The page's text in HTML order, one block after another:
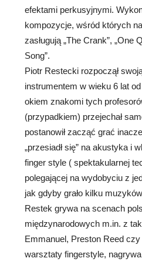
efektami perkusyjnymi.
kompozycje, wśród których
zasługują „The Crank”, „One
Song”.
Piotr Restecki rozpoczął
instrumentem w wieku 6 lat
okiem znakomi tych
(przypadkiem) przejechał
postanowił zacząć grać
„przesiadł się” na akustyka i
finger style ( spektakularnej
polegającej na wydobyciu z
jak gdyby grało kilku
Restek grywa na scenach
międzynarodowych m.in. z
Emmanuel, Preston Reed
warsztaty fingerstyle,